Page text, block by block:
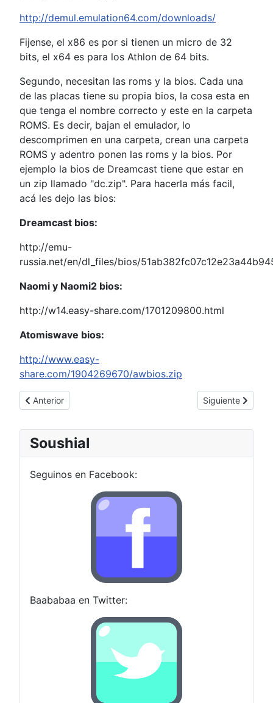
http://demul.emulation64.com/downloads/
Fijense, el x86 es por si tienen un micro de 32
bits, el x64 es para los Athlon de 64 bits.
Segundo, necesitan las roms y la bios. Cada una
de las placas tiene su propia bios, la cosa esta en
que tenga el nombre correcto y este en la carpeta
ROMS. Es decir, bajan el emulador, lo
descomprimen en una carpeta, crean una carpeta
ROMS y adentro ponen las roms y la bios. Por
ejemplo la bios de Dreamcast tiene que estar en
un zip llamado "dc.zip". Para hacerla más facil,
acá les dejo las bios:
Dreamcast bios:
http://emu-
russia.net/en/dl_files/bios/
Naomi y Naomi2 bios:
http://w14.easy-share.com/1701209800.html
Atomiswave bios:
http://www.easy-
share.com/1904269670/awbios.zip
Artículo anterior: Worms Reloaded
Anterior Artículo
Siguiente
Soushial
Seguinos en Facebook:
Baababaa en Twitter: